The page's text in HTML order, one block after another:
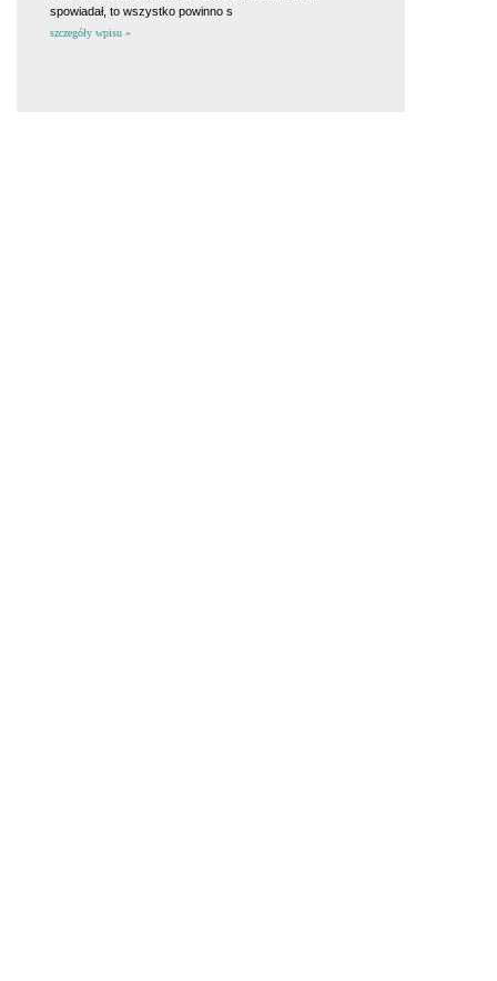
spowiadał, to wszystko powinno s
szczegóły wpisu »